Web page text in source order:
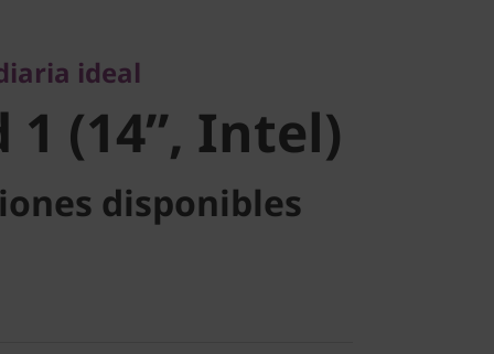
(14”,
ideal
1 (14”, Intel)
disponibles